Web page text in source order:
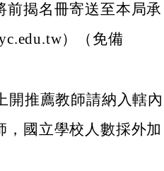
前揭名冊寄送至本局承
）（免備
開推薦教師請納入轄內
，國立學校人數採外加